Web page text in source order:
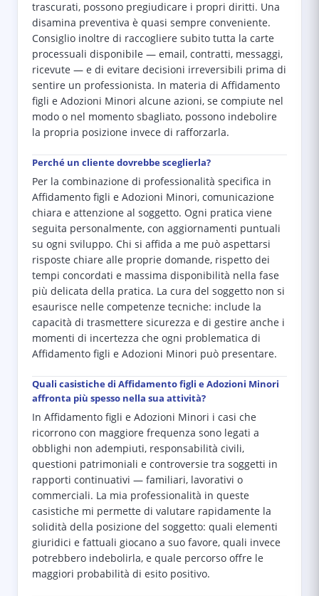
trascurati, possono pregiudicare i propri diritti. Una
disamina preventiva è quasi sempre conveniente.
Consiglio inoltre di raccogliere subito tutta la carte
processuali disponibile — email, contratti, messaggi,
ricevute — e di evitare decisioni irreversibili prima di
sentire un professionista. In materia di Affidamento
figli e Adozioni Minori alcune azioni, se compiute nel
modo o nel momento sbagliato, possono indebolire
la propria posizione invece di rafforzarla.
Perché un cliente dovrebbe sceglierla?
Per la combinazione di professionalità specifica in
Affidamento figli e Adozioni Minori, comunicazione
chiara e attenzione al soggetto. Ogni pratica viene
seguita personalmente, con aggiornamenti puntuali
su ogni sviluppo. Chi si affida a me può aspettarsi
risposte chiare alle proprie domande, rispetto dei
tempi concordati e massima disponibilità nella fase
più delicata della pratica. La cura del soggetto non si
esaurisce nelle competenze tecniche: include la
capacità di trasmettere sicurezza e di gestire anche i
momenti di incertezza che ogni problematica di
Affidamento figli e Adozioni Minori può presentare.
Quali casistiche di Affidamento figli e Adozioni Minori
affronta più spesso nella sua attività?
In Affidamento figli e Adozioni Minori i casi che
ricorrono con maggiore frequenza sono legati a
obblighi non adempiuti, responsabilità civili,
questioni patrimoniali e controversie tra soggetti in
rapporti continuativi — familiari, lavorativi o
commerciali. La mia professionalità in queste
casistiche mi permette di valutare rapidamente la
solidità della posizione del soggetto: quali elementi
giuridici e fattuali giocano a suo favore, quali invece
potrebbero indebolirla, e quale percorso offre le
maggiori probabilità di esito positivo.